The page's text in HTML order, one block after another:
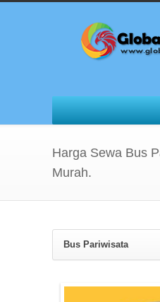
Harga Sewa Bus
Murah.
Bus Pariwisata